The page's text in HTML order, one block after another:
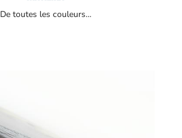
De toutes les couleurs…